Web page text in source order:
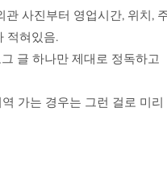
사진부터 영업시간, 위치,
적혀있음.
글 하나만 제대로 정독하고
가는 경우는 그런 걸로 미리